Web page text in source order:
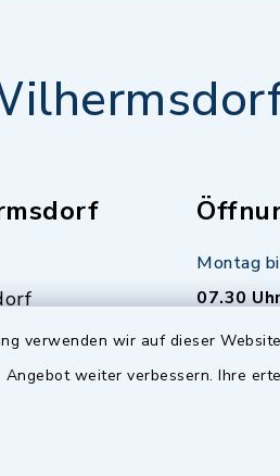
verwenden wir auf dieser
Angebot weiter verbessern. Ihre
Montag
07.30
Dienstag
16.30
nur mit